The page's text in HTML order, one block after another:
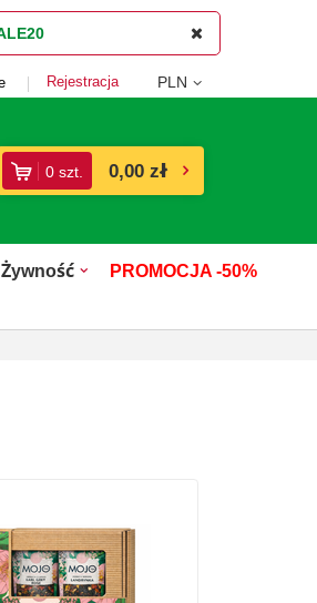
Rejestracja PLN
0 szt. 0,00 zł
Żywność
PROMOCJA -50%